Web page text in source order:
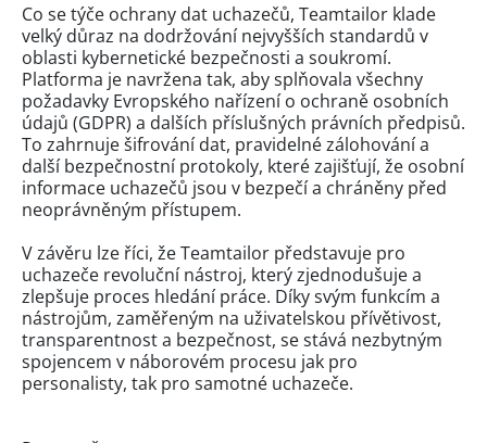
Co se týče ochrany dat uchazečů, Teamtailor klade
velký důraz na dodržování nejvyšších standardů v
oblasti kybernetické bezpečnosti a soukromí.
Platforma je navržena tak, aby splňovala všechny
požadavky Evropského nařízení o ochraně osobních
údajů (GDPR) a dalších příslušných právních předpisů.
To zahrnuje šifrování dat, pravidelné zálohování a
další bezpečnostní protokoly, které zajišťují, že osobní
informace uchazečů jsou v bezpečí a chráněny před
neoprávněným přístupem.
V závěru lze říci, že Teamtailor představuje pro
uchazeče revoluční nástroj, který zjednodušuje a
zlepšuje proces hledání práce. Díky svým funkcím a
nástrojům, zaměřeným na uživatelskou přívětivost,
transparentnost a bezpečnost, se stává nezbytným
spojencem v náborovém procesu jak pro
personalisty, tak pro samotné uchazeče.